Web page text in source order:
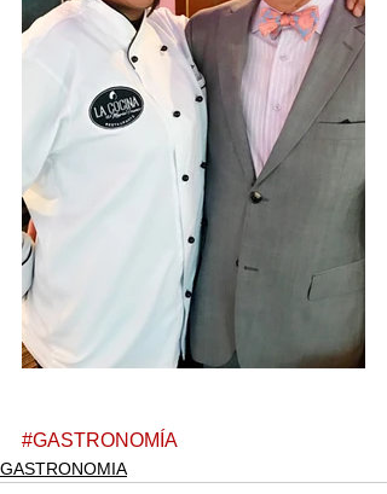
#GASTRONOMÍA
GASTRONOMIA